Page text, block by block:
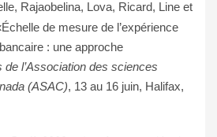
Rajaobelina, Lova, Ricard, Line et
de mesure de l’expérience
: une approche
de l’Association des sciences
(ASAC), 13 au 16 juin, Halifax,